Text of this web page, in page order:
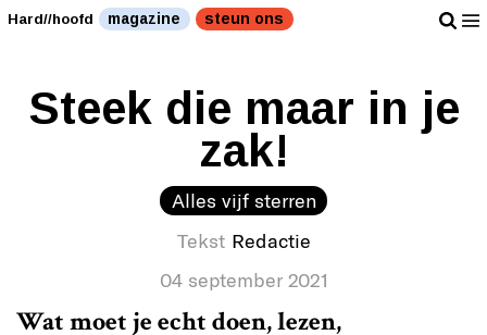
Hard//hoofd magazine steun ons
Steek die maar in je
zak!
Alles vijf sterren
Tekst Redactie
04 september 2021
Wat moet je echt doen, lezen,